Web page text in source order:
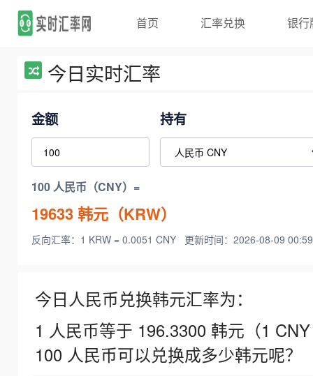
首页 汇率兑换 银行
今日实时汇率
金额 持有
100 人民币（CNY）=
19633韩元（KRW）
反向汇率：1 KRW = 0.0051 CNY 更新时间：2026-08-09
今日人民币兑换韩元汇率为：
1 人民币等于 196.3300 韩元（1
100 人民币可以兑换成多少韩元呢？